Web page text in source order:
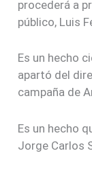
procederá a
público, Luis
Es un hecho
apartó del
campaña de
Es un hecho
Jorge Carlos